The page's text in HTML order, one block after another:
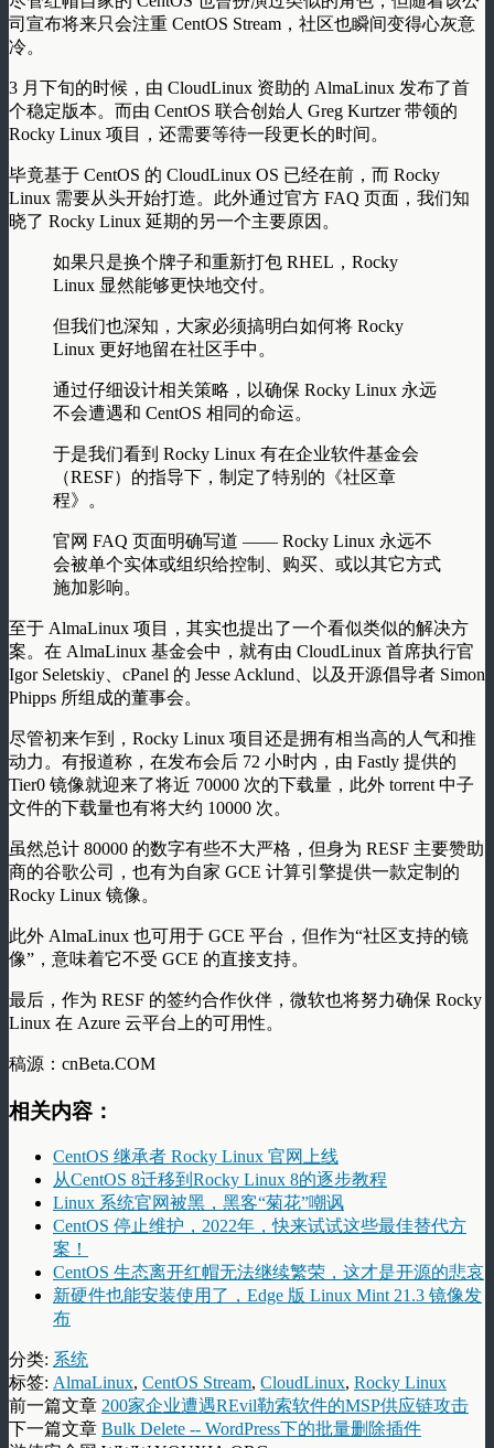
司宣布将来只会注重 CentOS Stream，社区也瞬间变得心灰意
冷。
3 月下旬的时候，由 CloudLinux 资助的 AlmaLinux 发布了首
个稳定版本。而由 CentOS 联合创始人 Greg Kurtzer 带领的
Rocky Linux 项目，还需要等待一段更长的时间。
毕竟基于 CentOS 的 CloudLinux OS 已经在前，而 Rocky
Linux 需要从头开始打造。此外通过官方 FAQ 页面，我们知
晓了 Rocky Linux 延期的另一个主要原因。
如果只是换个牌子和重新打包 RHEL，Rocky
Linux 显然能够更快地交付。
但我们也深知，大家必须搞明白如何将 Rocky
Linux 更好地留在社区手中。
通过仔细设计相关策略，以确保 Rocky Linux 永远
不会遭遇和 CentOS 相同的命运。
于是我们看到 Rocky Linux 有在企业软件基金会
（RESF）的指导下，制定了特别的《社区章
程》。
官网 FAQ 页面明确写道 —— Rocky Linux 永远不
会被单个实体或组织给控制、购买、或以其它方式
施加影响。
至于 AlmaLinux 项目，其实也提出了一个看似类似的解决方
案。在 AlmaLinux 基金会中，就有由 CloudLinux 首席执行官
Igor Seletskiy、cPanel 的 Jesse Acklund、以及开源倡导者 Simon
Phipps 所组成的董事会。
尽管初来乍到，Rocky Linux 项目还是拥有相当高的人气和推
动力。有报道称，在发布会后 72 小时内，由 Fastly 提供的
Tier0 镜像就迎来了将近 70000 次的下载量，此外 torrent 中子
文件的下载量也有将大约 10000 次。
虽然总计 80000 的数字有些不大严格，但身为 RESF 主要赞助
商的谷歌公司，也有为自家 GCE 计算引擎提供一款定制的
Rocky Linux 镜像。
此外 AlmaLinux 也可用于 GCE 平台，但作为“社区支持的镜
像”，意味着它不受 GCE 的直接支持。
最后，作为 RESF 的签约合作伙伴，微软也将努力确保 Rocky
Linux 在 Azure 云平台上的可用性。
稿源：cnBeta.COM
相关内容：
CentOS 继承者 Rocky Linux 官网上线
从CentOS 8迁移到Rocky Linux 8的逐步教程
Linux 系统官网被黑，黑客“菊花”嘲讽
CentOS 停止维护，2022年，快来试试这些最佳替代方
案！
CentOS 生态离开红帽无法继续繁荣，这才是开源的悲哀
新硬件也能安装使用了，Edge 版 Linux Mint 21.3 镜像发
布
分类: 系统
标签: AlmaLinux, CentOS Stream, CloudLinux, Rocky Linux
前一篇文章 200家企业遭遇REvil勒索软件的MSP供应链攻击
下一篇文章 Bulk Delete -- WordPress下的批量删除插件